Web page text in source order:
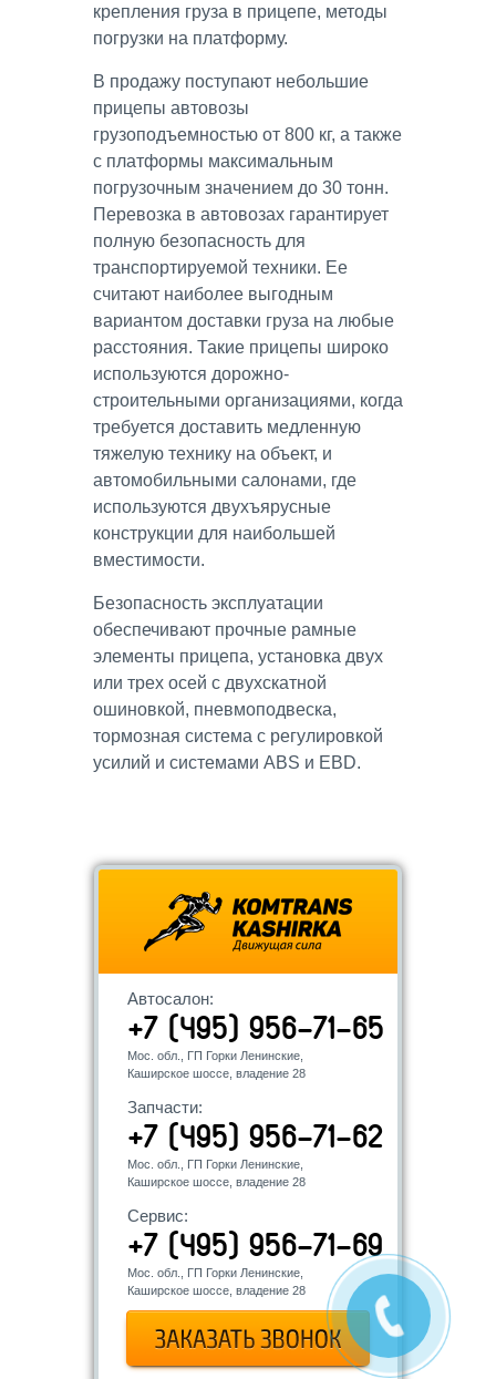
крепления груза в прицепе, методы
погрузки на платформу.
В продажу поступают небольшие
прицепы автовозы
грузоподъемностью от 800 кг, а также
с платформы максимальным
погрузочным значением до 30 тонн.
Перевозка в автовозах гарантирует
полную безопасность для
транспортируемой техники. Ее
считают наиболее выгодным
вариантом доставки груза на любые
расстояния. Такие прицепы широко
используются дорожно-
строительными организациями, когда
требуется доставить медленную
тяжелую технику на объект, и
автомобильными салонами, где
используются двухъярусные
конструкции для наибольшей
вместимости.
Безопасность эксплуатации
обеспечивают прочные рамные
элементы прицепа, установка двух
или трех осей с двухскатной
ошиновкой, пневмоподвеска,
тормозная система с регулировкой
усилий и системами ABS и EBD.
Автосалон:
+7 (495) 956-71-65
Мос. обл., ГП Горки Ленинские,
Каширское шоссе, владение 28
Запчасти:
+7 (495) 956-71-62
Мос. обл., ГП Горки Ленинские,
Каширское шоссе, владение 28
Сервис:
+7 (495) 956-71-69
Мос. обл., ГП Горки Ленинские,
Каширское шоссе, владение 28